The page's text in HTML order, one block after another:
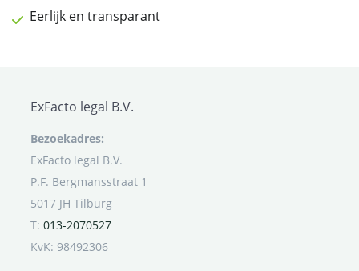
Eerlijk en transparant
ExFacto legal B.V.
Bezoekadres:
ExFacto legal B.V.
P.F. Bergmansstraat 1
5017 JH Tilburg
T: 013-2070527
KvK: 98492306